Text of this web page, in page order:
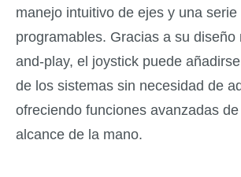
manejo intuitivo de ejes y una
programables. Gracias a su diseño
and-play, el joystick puede
de los sistemas sin necesidad de
ofreciendo funciones avanzadas de
alcance de la mano.